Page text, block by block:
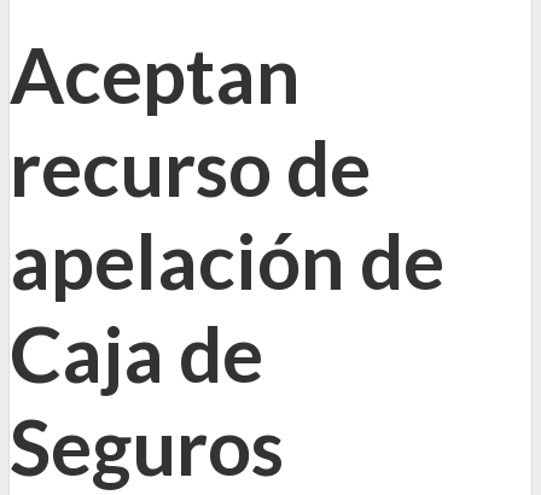
Aceptan
recurso de
apelación de
Caja de
Seguros